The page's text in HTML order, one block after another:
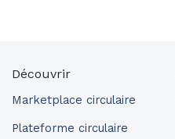
Découvrir
Marketplace circulaire
Plateforme circulaire